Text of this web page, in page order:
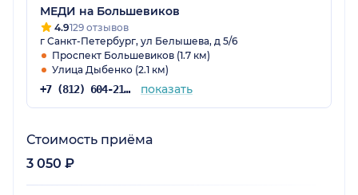
коренных зубов. Любим и доверяем Меди и
нашим любимым врачам! 😍
МЕДИ на Большевиков
4.9129 отзывов
г Санкт-Петербург, ул Белышева, д 5/6
Проспект Большевиков (1.7 км)
Улица Дыбенко (2.1 км)
+7 (812) 604-21-60 показать
Стоимость приёма
3 050 ₽